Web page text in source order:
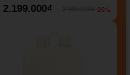
2.199.000₫
-26%